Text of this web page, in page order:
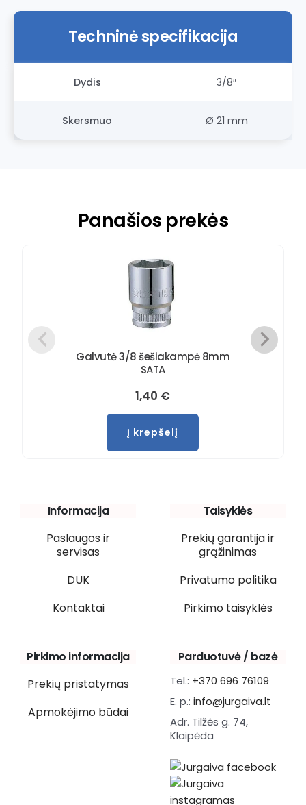
Techninė specifikacija
Dydis 3/8″
Skersmuo Ø 21 mm
Panašios prekės
Galvutė 3/8 šešiakampė 8mm
SATA
1,40 €
Į krepšelį
Informacija
Paslaugos ir
servisas
DUK
Kontaktai
Taisyklės
Prekių garantija ir
grąžinimas
Privatumo politika
Pirkimo taisyklės
Pirkimo informacija
Prekių pristatymas
Apmokėjimo būdai
Parduotuvė / bazė
Tel.: +370 696 76109
E. p.: info@jurgaiva.lt
Adr. Tilžės g. 74,
Klaipėda